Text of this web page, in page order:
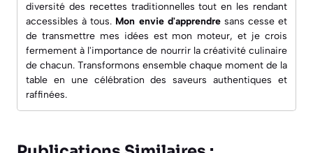
diversité des recettes traditionnelles tout en les rendant
accessibles à tous. Mon envie d'apprendresans cesse et
de transmettre mes idées est mon moteur, et je crois
fermement à l'importance de nourrir la créativité culinaire
de chacun. Transformons ensemble chaque moment de la
table en une célébration des saveurs authentiques et
raffinées.